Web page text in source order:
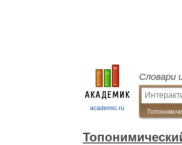
academic.ru
Словари